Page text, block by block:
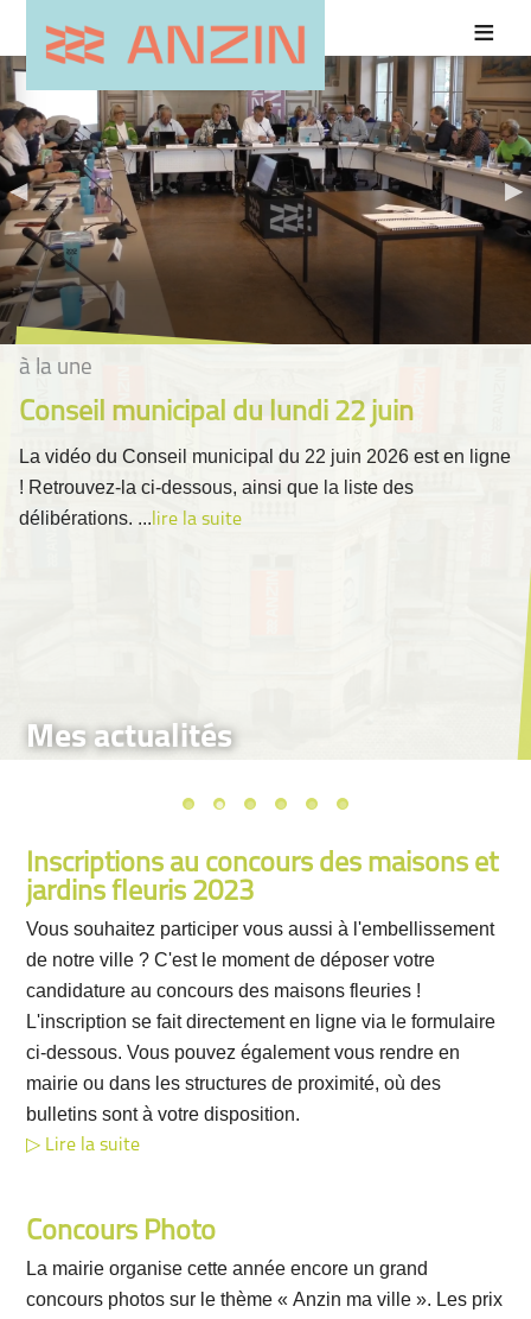
Mes actualités
à la une
Conseil municipal du lundi 22 juin
La vidéo du Conseil municipal du 22 juin 2026 est en ligne
! Retrouvez-la ci-dessous, ainsi que la liste des
délibérations. ... lire la suite
Inscriptions au concours des maisons et
jardins fleuris 2023
Vous souhaitez participer vous aussi à l'embellissement
de notre ville ? C'est le moment de déposer votre
candidature au concours des maisons fleuries !
L'inscription se fait directement en ligne via le formulaire
ci-dessous. Vous pouvez également vous rendre en
mairie ou dans les structures de proximité, où des
bulletins sont à votre disposition.
Lire la suite
Concours Photo
La mairie organise cette année encore un grand
concours photos sur le thème « Anzin ma ville ». Les prix